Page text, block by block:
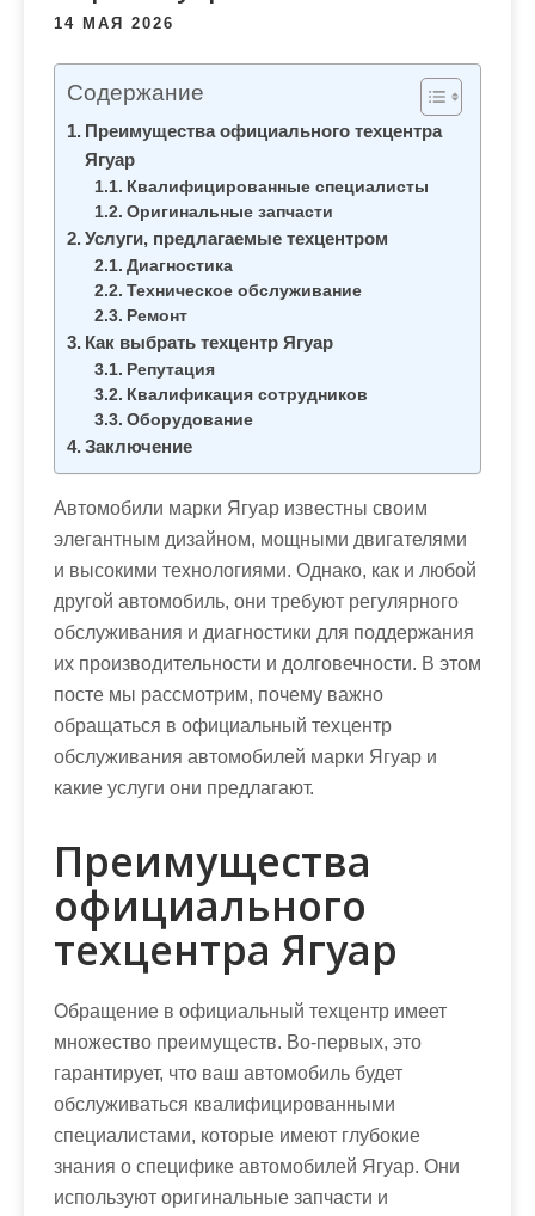
14 МАЯ 2026
Содержание
Преимущества официального техцентра
Ягуар
Квалифицированные специалисты
Оригинальные запчасти
Услуги, предлагаемые техцентром
Диагностика
Техническое обслуживание
Ремонт
Как выбрать техцентр Ягуар
Репутация
Квалификация сотрудников
Оборудование
Заключение
Автомобили марки Ягуар известны своим
элегантным дизайном, мощными двигателями
и высокими технологиями. Однако, как и любой
другой автомобиль, они требуют регулярного
обслуживания и диагностики для поддержания
их производительности и долговечности. В этом
посте мы рассмотрим, почему важно
обращаться в официальный техцентр
обслуживания автомобилей марки Ягуар и
какие услуги они предлагают.
Преимущества
официального
техцентра Ягуар
Обращение в официальный техцентр имеет
множество преимуществ. Во-первых, это
гарантирует, что ваш автомобиль будет
обслуживаться квалифицированными
специалистами, которые имеют глубокие
знания о специфике автомобилей Ягуар. Они
используют оригинальные запчасти и